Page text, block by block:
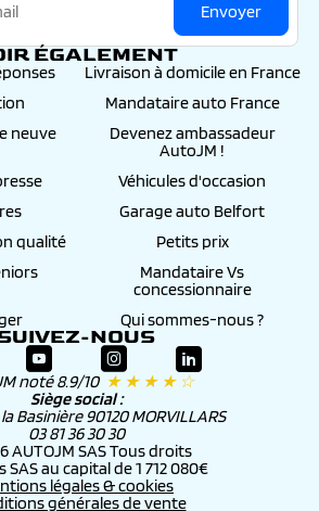
Envoyer
ÉGALEMENT
Livraison à domicile en France
Mandataire auto France
neuve
Devenez ambassadeur
AutoJM !
Véhicules d'occasion
Garage auto Belfort
qualité
Petits prix
Mandataire Vs
concessionnaire
Qui sommes-nous ?
NOUS
noté 8.9/10 ★ ★ ★ ★ ☆
Siège social :
Basinière 90120 MORVILLARS
03 81 36 30 30
AUTOJM SAS Tous droits
SAS au capital de 1 712 080€
légales & cookies
générales de vente